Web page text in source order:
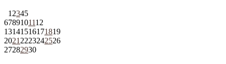
1 2345
6789101112
13141516171819
2021 2223242526
27282930